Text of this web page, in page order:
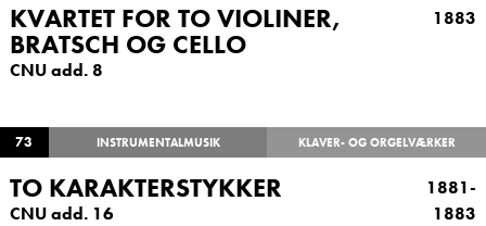
KVARTET FOR TO VIOLINER,
BRATSCH OG CELLO
CNU add. 8
1883
73 INSTRUMENTALMUSIK KLAVER- OG ORGELVÆRKER
TO KARAKTERSTYKKER
CNU add. 16
1881-
1883